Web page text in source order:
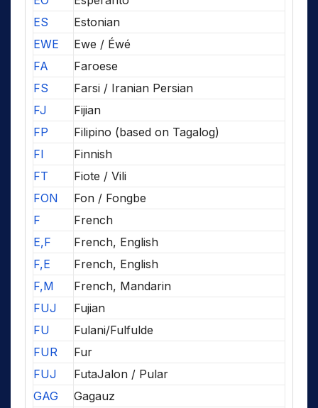
ES
Estonian
EWE
Ewe / Éwé
FA
Faroese
FS
Farsi / Iranian Persian
FJ
Fijian
FP
Filipino (based on Tagalog)
FI
Finnish
FT
Fiote / Vili
FON
Fon / Fongbe
F
French
E,F
French, English
F,E
French, English
F,M
French, Mandarin
FUJ
Fujian
FU
Fulani/Fulfulde
FUR
Fur
FUJ
FutaJalon / Pular
GAG
Gagauz